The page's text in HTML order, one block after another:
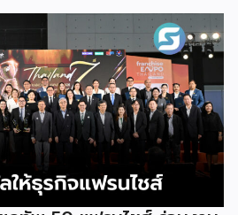
ว่าการแสดง เพราะทำหน้าที่จดบันทึก
ายถิ่นฐาน สะท้อนภูมิปัญญาทาง
ตอกย้ำจิตวิญญาณอันแข็งแกร่งของ
ดงาม ตำนานเล่าว่า ยามอพยพย้าย
ของชาวเหมียวต้องเผชิญกับเทือกเขา
พื่อเปิดทางให้เพื่อนพ้องเดินทางผ่าน
ช้ร่างกายของตนกลิ้งทับพงหนาม
างให้คนในเผ่า ด้วยเหตุนี้ คนรุ่นหลังจึง
ดังกล่าวมาต่อยอดและรังสรรค์เป็น
เพื่อรำลึกถึงความกล้าหาญและหยาด
โดยทุกท่วงท่าการกลิ้งตัวคือการ